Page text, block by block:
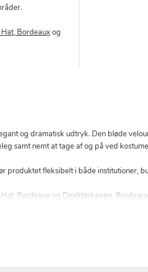
Bordeaux og
og dramatisk udtryk. Den bløde
samt nemt at tage af og på ved
produktet fleksibelt i både institutioner,
Bordeaux og Direktørkappe, Bordeaux